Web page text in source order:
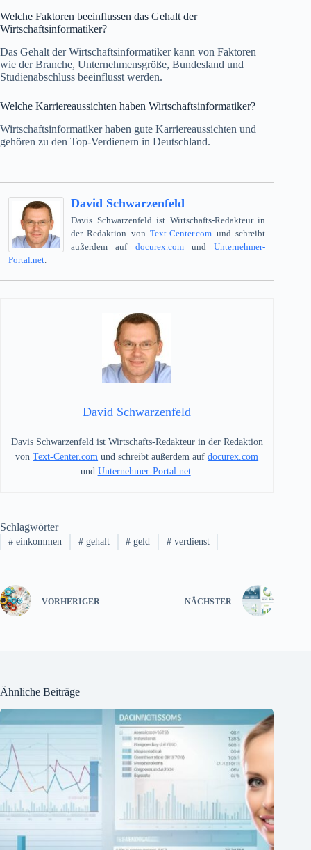
Welche Faktoren beeinflussen das Gehalt der
Wirtschaftsinformatiker?
Das Gehalt der Wirtschaftsinformatiker kann von Faktoren
wie der Branche, Unternehmensgröße, Bundesland und
Studienabschluss beeinflusst werden.
Welche Karriereaussichten haben Wirtschaftsinformatiker?
Wirtschaftsinformatiker haben gute Karriereaussichten und
gehören zu den Top-Verdienern in Deutschland.
David Schwarzenfeld
Davis Schwarzenfeld ist Wirtschafts-Redakteur in
der Redaktion vonText-Center.com und schreibt
außerdem auf docurex.comundUnternehmer-
Portal.net
David Schwarzenfeld
Davis Schwarzenfeld ist Wirtschafts-Redakteur in der Redaktion
vonText-Center.com und schreibt außerdem aufdocurex.com
und Unternehmer-Portal.net.
Schlagwörter
#einkommen #gehalt # geld # verdienst
VORHERIGER NÄCHSTER
Ähnliche Beiträge